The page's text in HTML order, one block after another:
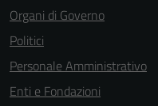
Organi di Governo
Politici
Personale Amministrativo
Enti e Fondazioni